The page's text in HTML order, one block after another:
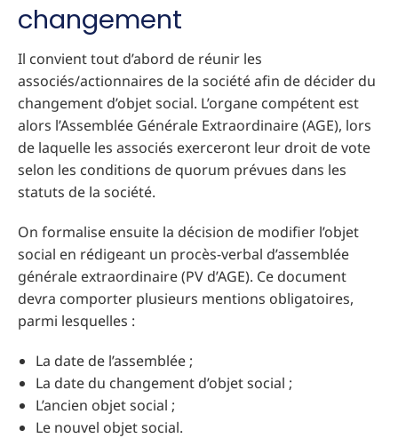
changement
Il convient tout d’abord de réunir les
associés/actionnaires de la société afin de décider du
changement d’objet social. L’organe compétent est
alors l’Assemblée Générale Extraordinaire (AGE), lors
de laquelle les associés exerceront leur droit de vote
selon les conditions de quorum prévues dans les
statuts de la société.
On formalise ensuite la décision de modifier l’objet
social en rédigeant un procès-verbal d’assemblée
générale extraordinaire (PV d’AGE). Ce document
devra comporter plusieurs mentions obligatoires,
parmi lesquelles :
La date de l’assemblée ;
La date du changement d’objet social ;
L’ancien objet social ;
Le nouvel objet social.